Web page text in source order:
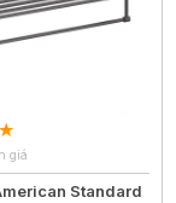
giá
Standard